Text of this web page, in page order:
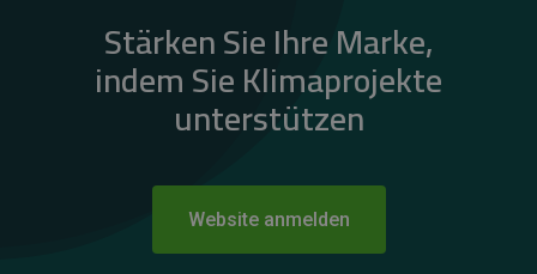
Stärken Sie Ihre Marke,
indem Sie Klimaprojekte
unterstützen
Website anmelden